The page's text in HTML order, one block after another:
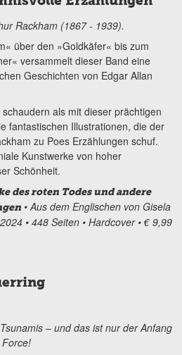
Rackham (1867 - 1939).
über den »Goldkäfer« bis zum
versammelt dieser Band eine
Geschichten von Edgar Allan
als mit dieser prächtigen
fantastischen Illustrationen, die der
zu Poes Erzählungen schuf.
Kunstwerke von hoher
Schönheit.
des roten Todes und andere
• Aus dem Englischen von Gisela
• 448 Seiten • Hardcover • € 9,99
– und das ist nur der Anfang